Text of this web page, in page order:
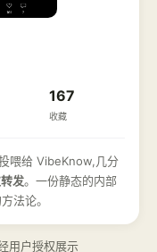
167
收藏
喂给 VibeKnow,几分
发。一份静态的内部
法论。
用户授权展示